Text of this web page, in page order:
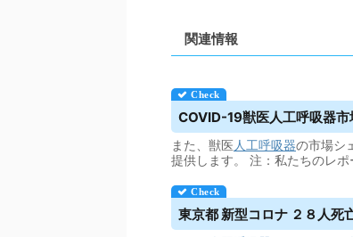
関連情報
COVID-19獣医人工呼吸器市
また、獣医 人工呼吸器の市場シ
提供します。 注：私たちのレ
東京都 新型コロナ ２８人死